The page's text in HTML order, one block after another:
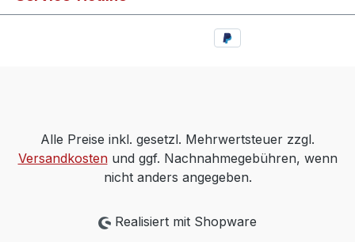
Alle Preise inkl. gesetzl. Mehrwertsteuer zzgl.
Versandkostenund ggf. Nachnahmegebühren, wenn
nicht anders angegeben.
Realisiert mit Shopware